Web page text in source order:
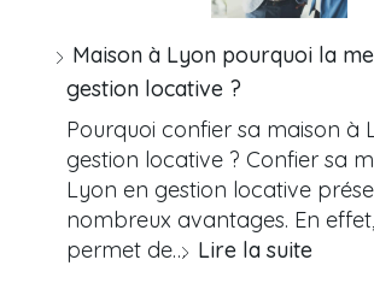
Maison à Lyon pourquoi la
gestion locative ?
Pourquoi confier sa maison à
gestion locative ? Confier sa
Lyon en gestion locative
nombreux avantages. En
permet de… Lire la suite